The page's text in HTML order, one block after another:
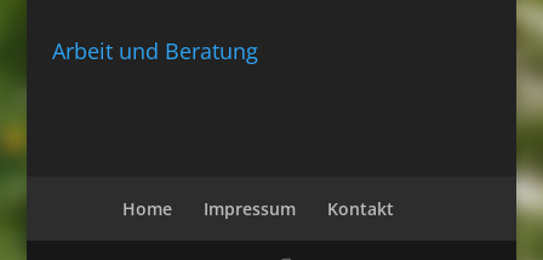
Arbeit und Beratung
Home Impressum Kontakt